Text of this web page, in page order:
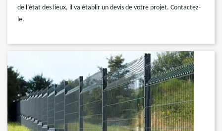
de l’état des lieux, il va établir un devis de votre projet. Contactez-
le.